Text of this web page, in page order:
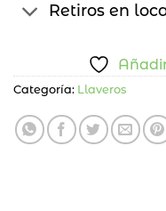
Retiros en
Categoría: Llaveros